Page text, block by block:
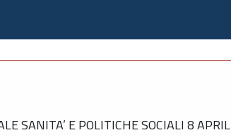
SANITA’ E POLITICHE SOCIALI 8